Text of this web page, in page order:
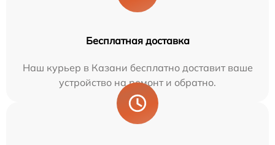
Бесплатная доставка
Наш курьер в Казани бесплатно доставит ваше
устройство на ремонт и обратно.